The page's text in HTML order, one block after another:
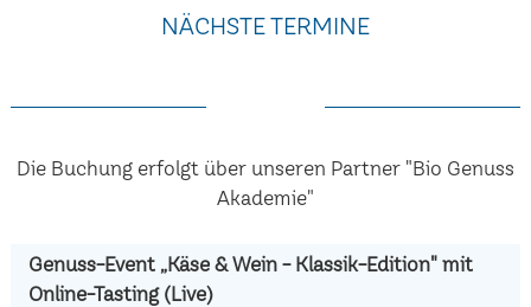
NÄCHSTE TERMINE
Die Buchung erfolgt über unseren Partner "Bio Genuss
Akademie"
Genuss-Event „Käse & Wein - Klassik-Edition" mit
Online-Tasting (Live)